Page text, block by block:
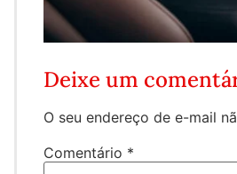
Deixe um
O seu endereço de e-mail
Comentário *